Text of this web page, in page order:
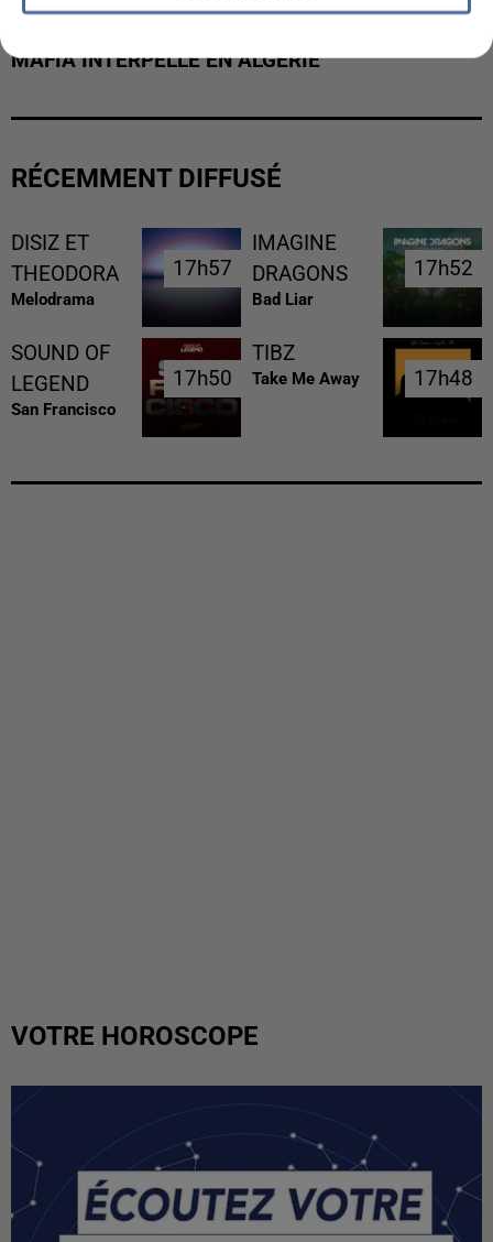
MAFIA INTERPELLÉ EN ALGÉRIE
RÉCEMMENT DIFFUSÉ
DISIZ ET
THEODORA
Melodrama
17h57
17h57
IMAGINE
DRAGONS
Bad Liar
17h52
17h52
SOUND OF
LEGEND
San Francisco
17h50
17h50
TIBZ
Take Me Away 17h48
17h48
VOTRE HOROSCOPE